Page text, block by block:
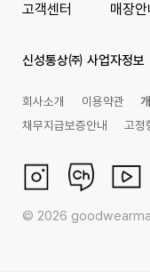
고객센터 매장안
신성통상㈜ 사업자정보
회사소개 이용약관
채무지급보증안내
고정
© 2026